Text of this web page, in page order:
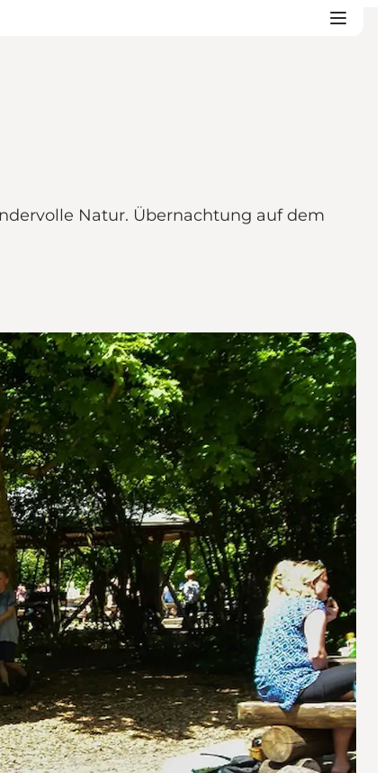
Natur. Übernachtung auf dem